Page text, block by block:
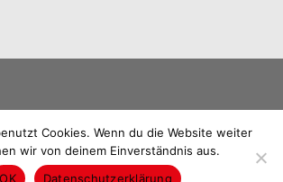
Cookies. Wenn du die Website weiter
wir von deinem Einverständnis aus.
OK
Datenschutzerklärung